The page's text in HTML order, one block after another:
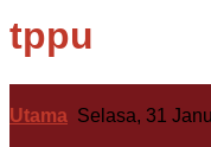
tppu
Utama Selasa, 31